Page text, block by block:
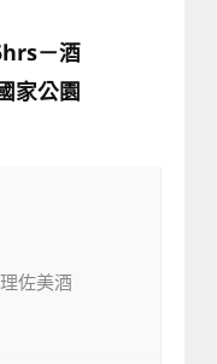
－酒
家公園
佐美酒